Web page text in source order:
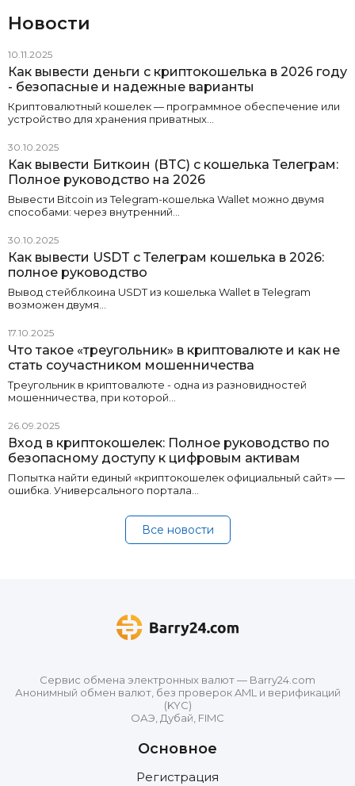
Новости
10.11.2025
Как вывести деньги с криптокошелька в 2026 году
- безопасные и надежные варианты
Криптовалютный кошелек — программное обеспечение или
устройство для хранения приватных…
30.10.2025
Как вывести Биткоин (BTC) с кошелька Телеграм:
Полное руководство на 2026
Вывести Bitcoin из Telegram-кошелька Wallet можно двумя
способами: через внутренний…
30.10.2025
Как вывести USDT с Телеграм кошелька в 2026:
полное руководство
Вывод стейблкоина USDT из кошелька Wallet в Telegram
возможен двумя…
17.10.2025
Что такое «треугольник» в криптовалюте и как не
стать соучастником мошенничества
Треугольник в криптовалюте - одна из разновидностей
мошенничества, при которой…
26.09.2025
Вход в криптокошелек: Полное руководство по
безопасному доступу к цифровым активам
Попытка найти единый «криптокошелек официальный сайт» —
ошибка. Универсального портала…
Все новости
Сервис обмена электронных валют — Barry24.com
Анонимный обмен валют, без проверок AML и верификаций
(KYC)
ОАЭ, Дубай, FIMC
Основное
Регистрация